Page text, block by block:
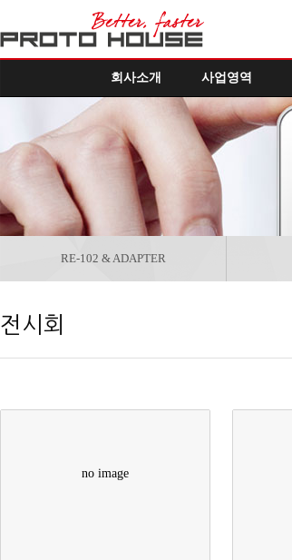
회사소개 사업영역
RE-102 & ADAPTER
전시회
no image